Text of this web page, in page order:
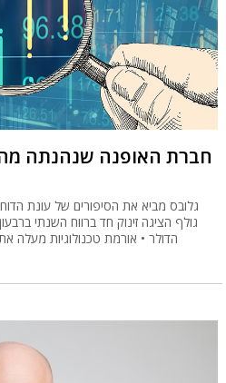
חברת האופנה שנהנתה
גלובס מביא את הסיפורים של עונת
גולף הציגה זינוק חד ברווח השנתי
הדולר • אורמת טכנולוגיות מעלה את